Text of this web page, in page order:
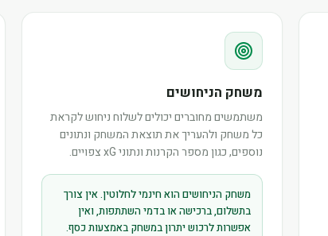
משחק הניחושים
משתמשים מחוברים יכולים לשלוח ניחוש לקראת
כל משחק ולהעריך את תוצאת המשחק ונתונים
נוספים, כגון מספר הקרנות ונתוני xG צפויים.
משחק הניחושים הוא חינמי לחלוטין. אין צורך
בתשלום, ברכישה או בדמי השתתפות, ואין
אפשרות לרכוש יתרון במשחק באמצעות כסף.